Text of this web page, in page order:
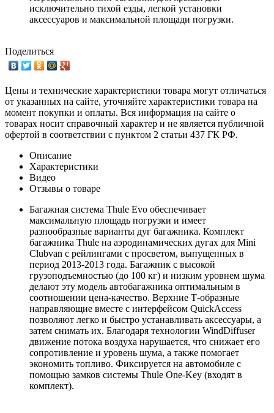
исключительно тихой езды, легкой установки
аксессуаров и максимальной площади погрузки.
Поделиться
Цены и технические характеристики товара могут отличаться
от указанных на сайте, уточняйте характеристики товара на
момент покупки и оплаты. Вся информация на сайте о
товарах носит справочный характер и не является публичной
офертой в соответствии с пунктом 2 статьи 437 ГК РФ.
Описание
Характеристики
Видео
Отзывы о товаре
Багажная система Thule Evo обеспечивает
максимальную площадь погрузки и имеет
разнообразные варианты дуг багажника. Комплект
багажника Thule на аэродинамических дугах для Mini
Clubvan с рейлингами с просветом, выпущенных в
период 2013-2013 года. Багажник с высокой
грузоподъемностью (до 100 кг) и низким уровнем шума
делают эту модель автобагажника оптимальным в
соотношении цена-качество. Верхние Т-образные
направляющие вместе с интерфейсом QuickAccess
позволяют легко и быстро устанавливать аксессуары, а
затем снимать их. Благодаря технологии WindDiffuser
движение потока воздуха нарушается, что снижает его
сопротивление и уровень шума, а также помогает
экономить топливо. Фиксируется на автомобиле с
помощью замков системы Thule One-Key (входят в
комплект).